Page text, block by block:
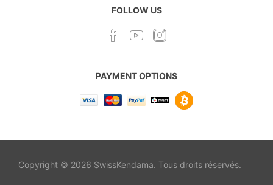
FOLLOW US
PAYMENT OPTIONS
Copyright © 2026 SwissKendama. Tous droits réservés.